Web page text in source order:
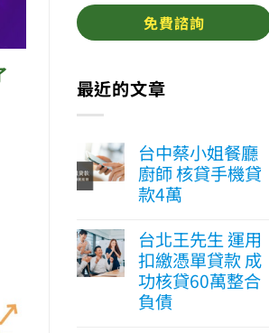
最近的文章
台中蔡小姐餐廳
廚師 核貸手機貸
款4萬
台北王先生 運用
扣繳憑單貸款 成
功核貸60萬整合
負債